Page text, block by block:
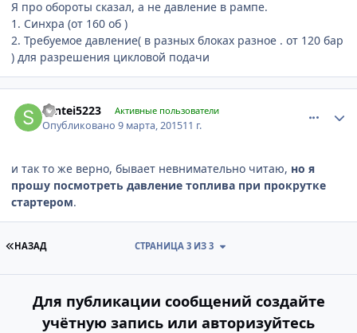
Я про обороты сказал, а не давление в рампе.
1. Синхра (от 160 об )
2. Требуемое давление( в разных блоках разное . от 120 бар
) для разрешения цикловой подачи
santei5223 Активные пользователи
Опубликовано9 марта, 201511 г.
и так то же верно, бывает невнимательно читаю, но я
прошу посмотреть давление топлива при прокрутке
стартером.
ПЕРВАЯ СТРАНИЦА
НАЗАД СТРАНИЦА 3 ИЗ 3
Для публикации сообщений создайте
учётную запись или авторизуйтесь